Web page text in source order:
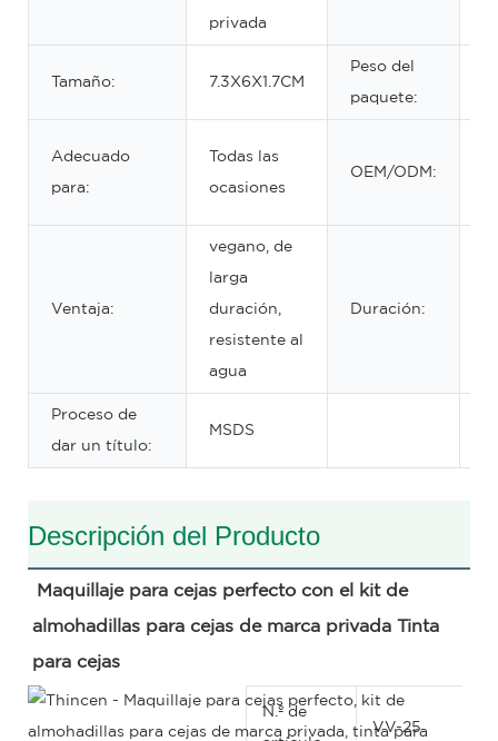
privada
Tamaño: 7.3X6X1.7CM
Peso del
paquete:
Adecuado
para:
Todas las
ocasiones
OEM/ODM:
Ventaja:
vegano, de
larga
duración,
resistente al
agua
Duración:
Proceso de
dar un título:
MSDS
Descripción del Producto
Maquillaje para cejas perfecto con el kit de
almohadillas para cejas de marca privada Tinta
para cejas
N.º de
VV-25